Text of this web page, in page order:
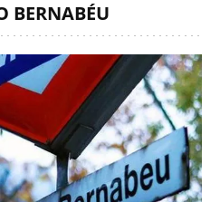
BERNABÉU